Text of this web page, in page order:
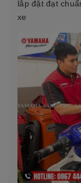
lắp đặt đạt
xe